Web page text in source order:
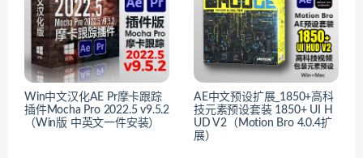
Win中文汉化AE Pr摩卡跟踪
插件Mocha Pro 2022.5 v9.5.2
（Win版 中英文一件安装）
AE中文预设扩展_1850+高科
技元素预设套装 1850+ UI H
UD V2（Motion Bro 4.0.4扩
展）